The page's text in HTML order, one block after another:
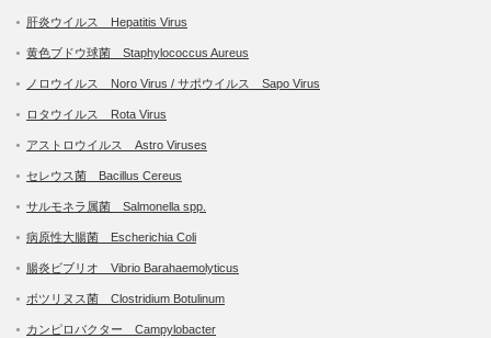
肝炎ウイルス Hepatitis Virus
黄色ブドウ球菌 Staphylococcus Aureus
ノロウイルス Noro Virus / サポウイルス Sapo Virus
ロタウイルス Rota Virus
アストロウイルス Astro Viruses
セレウス菌 Bacillus Cereus
サルモネラ属菌 Salmonella spp.
病原性大腸菌 Escherichia Coli
腸炎ビブリオ Vibrio Barahaemolyticus
ボツリヌス菌 Clostridium Botulinum
カンピロバクター Campylobacter